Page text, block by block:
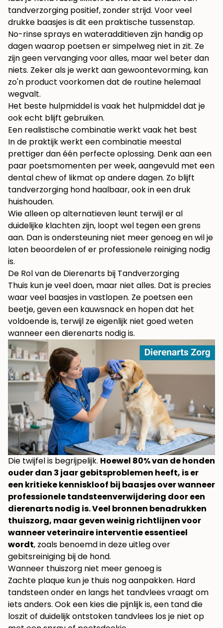
tandverzorging positief, zonder strijd. Voor veel
drukke baasjes is dit een praktische tussenstap.
No-rinse sprays en wateradditieven zijn handig op
dagen waarop poetsen er simpelweg niet in zit. Ze
zijn geen vervanging voor alles, maar wel beter dan
niets. Zeker als je werkt aan gewoontevorming, kan
zo'n product voorkomen dat de routine helemaal
wegvalt.
Het beste hulpmiddel is vaak het hulpmiddel dat je
ook echt blijft gebruiken.
Een realistische combinatie werkt vaak het best
In de praktijk werkt een combinatie meestal
prettiger dan één perfecte oplossing. Denk aan een
paar poetsmomenten per week, aangevuld met een
dental chew of likmat op andere dagen. Zo blijft
tandverzorging hond haalbaar, ook in een druk
huishouden.
Wie alleen op alternatieven leunt terwijl er al
duidelijke klachten zijn, loopt wel tegen een grens
aan. Dan is ondersteuning niet meer genoeg en wil je
laten beoordelen of er professionele reiniging nodig
is.
De Rol van de Dierenarts bij Tandverzorging
Thuis kun je veel doen, maar niet alles. Dat is precies
waar veel baasjes in vastlopen. Ze poetsen een
beetje, geven een kauwsnack en hopen dat het
voldoende is, terwijl ze eigenlijk niet goed weten
wanneer een dierenarts nodig is.
Die twijfel is begrijpelijk. Hoewel 80% van de honden
ouder dan 3 jaar gebitsproblemen heeft, is er
een kritieke kenniskloof bij baasjes over wanneer
professionele tandsteenverwijdering door een
dierenarts nodig is. Veel bronnen benadrukken
thuiszorg, maar geven weinig richtlijnen voor
wanneer veterinaire interventie essentieel
wordt, zoals benoemd in deze uitleg over
gebitsreiniging bij de hond.
Wanneer thuiszorg niet meer genoeg is
Zachte plaque kun je thuis nog aanpakken. Hard
tandsteen onder en langs het tandvlees vraagt om
iets anders. Ook een kies die pijnlijk is, een tand die
loszit of duidelijk ontstoken tandvlees los je niet op